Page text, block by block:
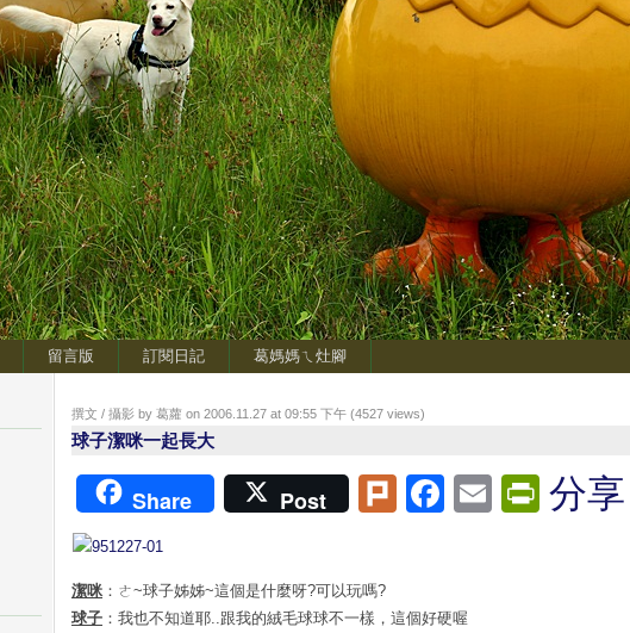
留言版 訂閱日記 葛媽媽ㄟ灶腳
撰文 / 攝影 by 葛蘿 on 2006.11.27 at 09:55 下午 (4527 views)
球子潔咪一起長大
Share Post PlurkFacebook
Email分享
潔咪 ：ㄜ~球子姊姊~這個是什麼呀?可以玩嗎?
球子 ：我也不知道耶..跟我的絨毛球球不一樣，這個好硬喔